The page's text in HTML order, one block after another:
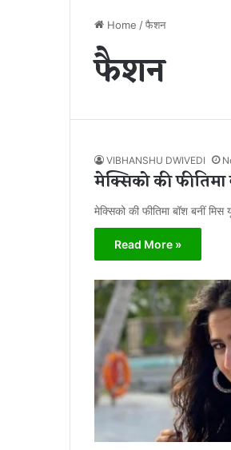
Home /फैशन
फैशन
VIBHANSHU DWIVEDI
मेक्सिको की फीतिमा
मेक्सिको की फीतिमा बॉश बनीं
Read More »